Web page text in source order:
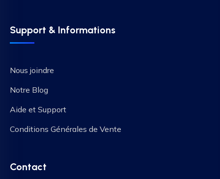
Support & Informations
Nous joindre
Notre Blog
Aide et Support
Conditions Générales de Vente
Contact